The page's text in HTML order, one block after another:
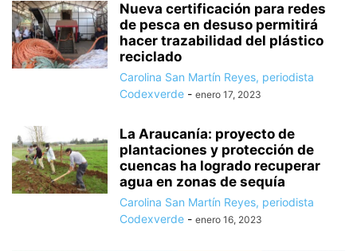
Nueva certificación para redes
de pesca en desuso permitirá
hacer trazabilidad del plástico
reciclado
Carolina San Martín Reyes, periodista
Codexverde - enero 17, 2023
La Araucanía: proyecto de
plantaciones y protección de
cuencas ha logrado recuperar
agua en zonas de sequía
Carolina San Martín Reyes, periodista
Codexverde - enero 16, 2023